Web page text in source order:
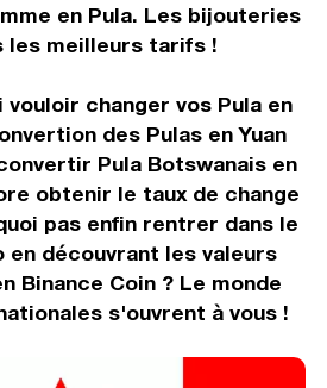
en Pula. Les bijouteries
les meilleurs tarifs !
vouloir changer vos Pula en
des Pulas en Yuan
Pula Botswanais en
obtenir le taux de change
pas enfin rentrer dans le
en découvrant les valeurs
Binance Coin ? Le monde
s'ouvrent à vous !